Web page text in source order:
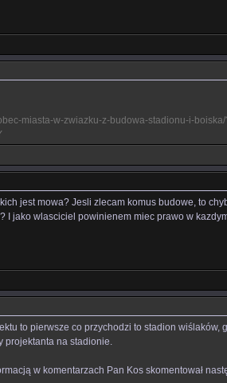
miasta-w-zwiazku-z-budowa-stadionu-i-
jest mowa? Jesli zlecam komus budowe, to
jako wlasciciel powinienem miec prawo w
to pierwsze co przychodzi to stadion wiślaków,
projektanta na stadionie.
w komentarzach Pan Kos skomentował